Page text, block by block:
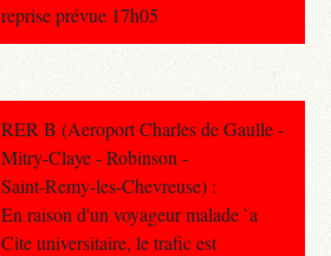
reprise prévue 17h05
RER B (Aeroport Charles de Gaulle -
Mitry-Claye - Robinson -
Saint-Remy-les-Chevreuse) :
En raison d'un voyageur malade `a
Cite universitaire, le trafic est